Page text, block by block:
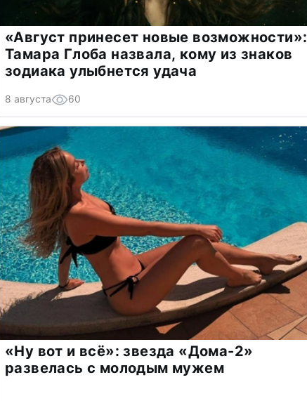
«Август принесет новые возможности»:
Тамара Глоба назвала, кому из знаков
зодиака улыбнется удача
8 августа 60
«Ну вот и всё»: звезда «Дома-2»
развелась с молодым мужем